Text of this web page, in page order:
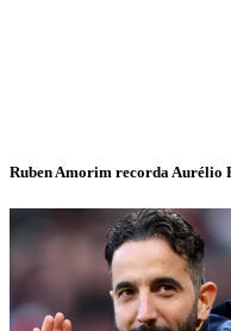
Ruben Amorim recorda Aurélio